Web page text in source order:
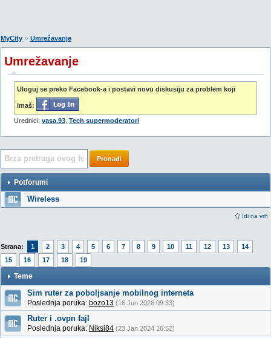
MyCity » Umrežavanje
Umrežavanje
Uloguj se preko Facebook-a i postavi novu diskusiju za problem koji
imaš:
Urednici: vasa.93 Tech supermoderatori
Pronađi
Potforumi
Idi na vrh
Wireless
Strana: 1 2 3 4 5 6 7 8 9 10 11 12 13
14
15
16 17 18 19
Teme
Sim ruter za poboljsanje mobilnog interneta
Poslednja poruka: bozo13 (16 Jun 2026 09:33)
Ruter i .ovpn fajl
Poslednja poruka: Niksi84 (23 Jan 2024 16:52)